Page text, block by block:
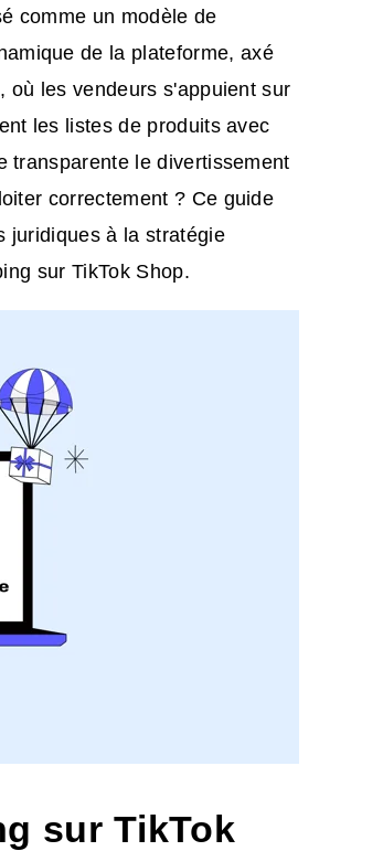
comme un modèle de
de la plateforme, axé
où les vendeurs s'appuient sur
les listes de produits avec
transparente le divertissement
correctement ? Ce guide
juridiques à la stratégie
sur TikTok Shop.
sur TikTok